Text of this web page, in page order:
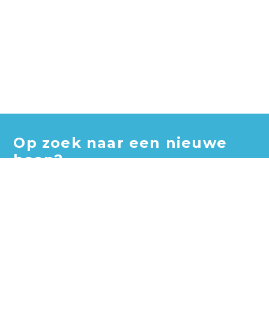
Op zoek naar een nieuwe
baan?